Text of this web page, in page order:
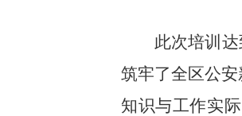
此次培训
筑牢了全区公
知识与工作实